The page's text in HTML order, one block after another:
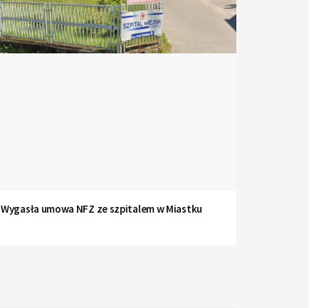
Wygasła umowa NFZ ze szpitalem w Miastku